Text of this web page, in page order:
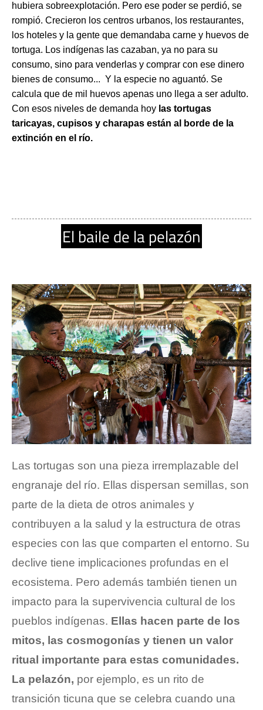
hubiera sobreexplotación. Pero ese poder se perdió, se
rompió. Crecieron los centros urbanos, los restaurantes,
los hoteles y la gente que demandaba carne y huevos de
tortuga. Los indígenas las cazaban, ya no para su
consumo, sino para venderlas y comprar con ese dinero
bienes de consumo...  Y la especie no aguantó. Se
calcula que de mil huevos apenas uno llega a ser adulto.
Con esos niveles de demanda hoy las tortugas
taricayas, cupisos y charapas están al borde de la
extinción en el río.
El baile de la pelazón
Las tortugas son una pieza irremplazable del
engranaje del río. Ellas dispersan semillas, son
parte de la dieta de otros animales y
contribuyen a la salud y la estructura de otras
especies con las que comparten el entorno. Su
declive tiene implicaciones profundas en el
ecosistema. Pero además también tienen un
impacto para la supervivencia cultural de los
pueblos indígenas. Ellas hacen parte de los
mitos, las cosmogonías y tienen un valor
ritual importante para estas comunidades.
La pelazón, por ejemplo, es un rito de
transición ticuna que se celebra cuando una